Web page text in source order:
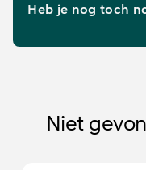
Heb je nog toch
Niet